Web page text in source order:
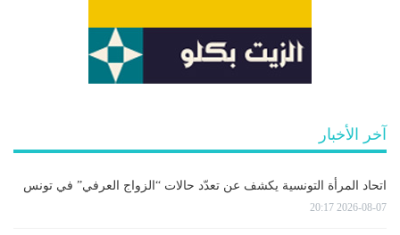
آخر الأخبار
اتحاد المرأة التونسية يكشف عن تعدّد حالات “الزواج العرفي” في تونس
2026-08-07 20:17